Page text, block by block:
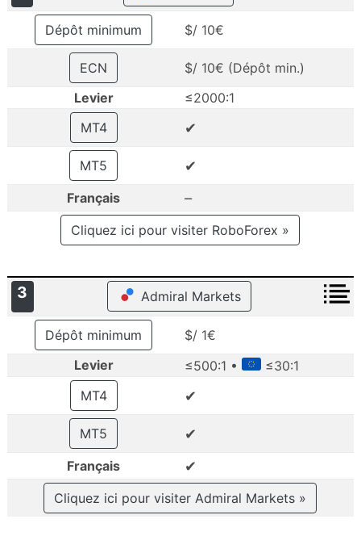
Dépôt minimum $/ 10€
ECN
$/ 10€ (Dépôt min.)
Levier
≤2000:1
MT4
✔
MT5 ✔
Français –
Cliquez ici pour visiter RoboForex »
3 Admiral Markets
Dépôt minimum
$/ 1€
Levier
≤500:1 •
≤30:1
MT4
✔
MT5 ✔
Français ✔
Cliquez ici pour visiter Admiral Markets »